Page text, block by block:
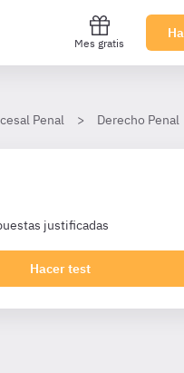
Mes gratis
Penal Derecho Penal
justificadas
Hacer test